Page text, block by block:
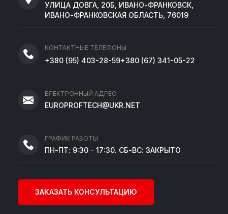
УЛИЦА ДОВГА, 20Б, ИВАНО-ФРАНКОВСК,
ИВАНО-ФРАНКОВСКАЯ ОБЛАСТЬ, 76019
КОНТАКТНЫЕ ТЕЛЕФОНЫ
+380 (95) 403-28-59+380 (67) 341-05-22
ЕЛЕКТРОННЫЙ АДРЕС
EUROPROFTECH@UKR.NET
ГРАФИК РАБОТЫ
ПН-ПТ: 9:30 - 17:30. СБ-ВС: ЗАКРЫТО
ЗАКАЗАТЬ КОНСУЛЬТАЦИЮ